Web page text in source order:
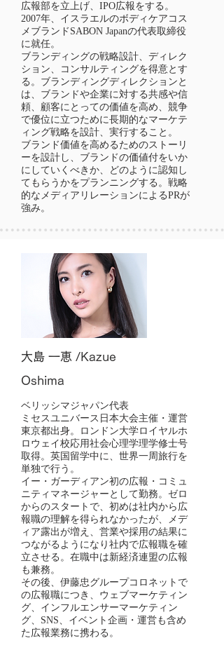
広報部を立上げ、IPO広報をする。
2007年、イスラエルのボディケアコス
メブランドSABON Japanの代表取締役
に就任。
ブランディングの戦略設計、ディレク
ション、コンサルティングを得意とす
る。ブランディングディレクションと
は、ブランドや企業に対する共感や信
頼、顧客にとっての価値を高め、競争
で優位に立つために長期的なマーケテ
ィング戦略を設計、実行すること。
​ブランド価値を高めるためのストーリ
ーを設計し、ブランドの価値付をいか
にしていくべきか、どのように認知し
てもらうかをプランニングする。戦略
的なメディアリレーションによるPRが
強み。
大島 一恵 /Kazue
Oshima
ベリッシマジャパン代表
ミセスユニバース日本大会主催・運営
東京都出身。ロンドン大学ロイヤルホ
ロウェイ校応用社会心理学理学修士号
取得。英国留学中に、世界一周旅行を
単独で行う。
イー・ガーディアン初の広報・コミュ
ニティマネージャーとして勤務。ゼロ
からのスタートで、初めは社内から広
報職の理解を得られなかったが、メデ
ィア露出が増え、営業や採用の結果に
つながるようになり社内で広報職を確
立させる。在職中は新経済連盟の広報
も兼務。
その後、伊藤忠グループコロネットで
の広報職につき、ウェブマーケティン
グ、インフルエンサーマーケティン
グ、SNS、イベント企画・運営も含め
た広報業務に携わる。